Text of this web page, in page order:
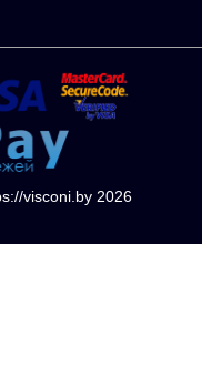
visconi.by 2026